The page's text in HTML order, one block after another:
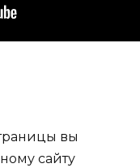
вы
сайту